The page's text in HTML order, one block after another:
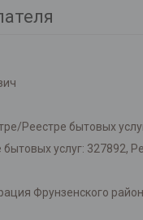
Реестре бытовых
услуг: 327892,
Фрунзенского